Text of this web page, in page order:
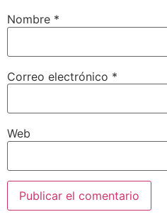
Nombre *
Correo electrónico *
Web